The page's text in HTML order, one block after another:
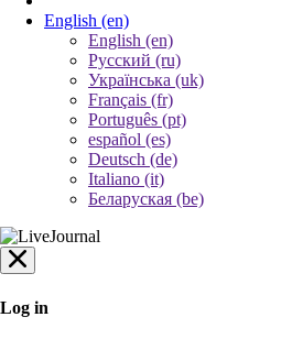
English (en)
English (en)
Русский (ru)
Українська (uk)
Français (fr)
Português (pt)
español (es)
Deutsch (de)
Italiano (it)
Беларуская (be)
Log in